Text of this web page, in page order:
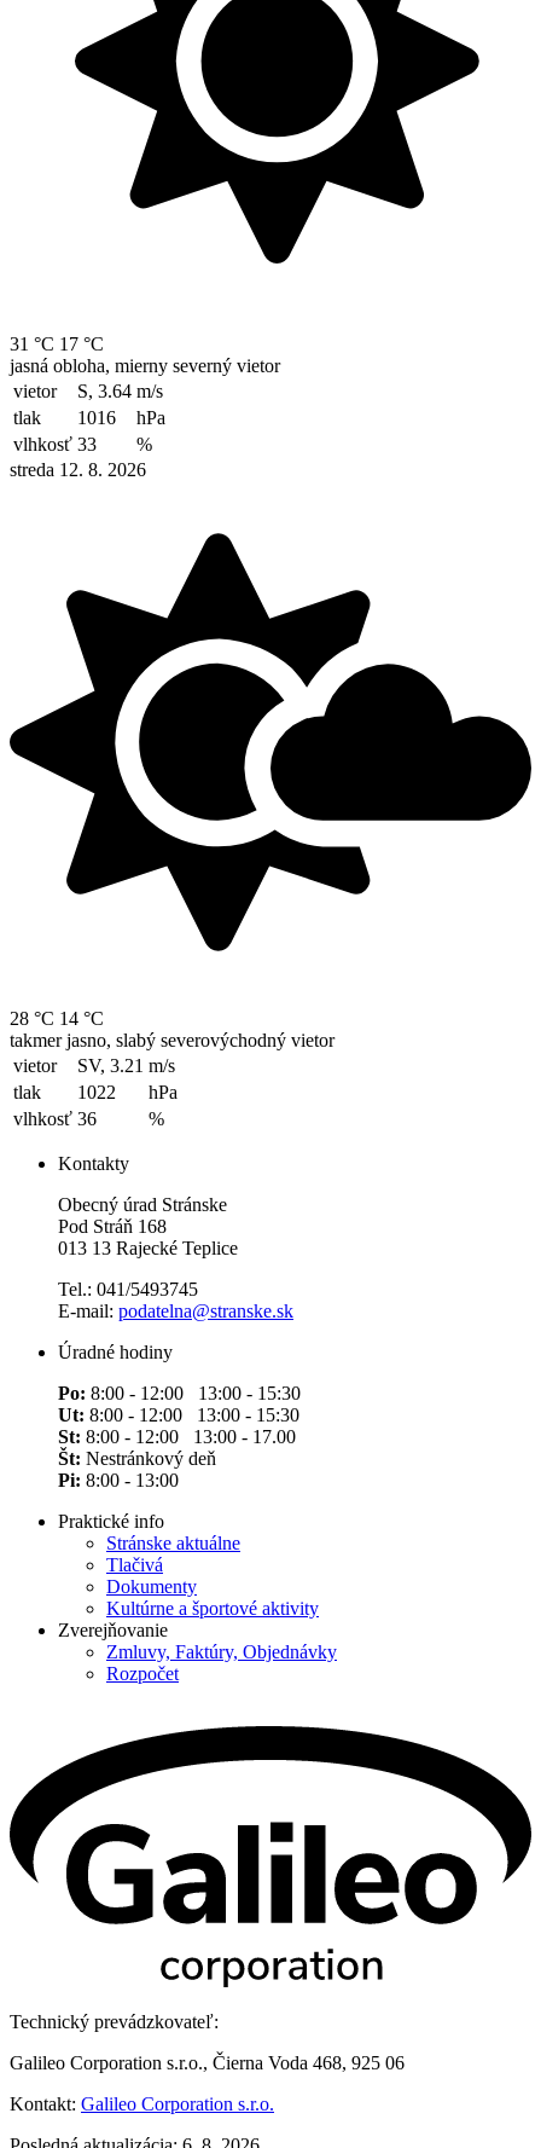
31 °C 17 °C
jasná obloha, mierny severný vietor
vietor
S, 3.64 m/s
tlak
1016
hPa
vlhkosť 33
%
streda 12. 8. 2026
28 °C 14 °C
takmer jasno, slabý severovýchodný vietor
vietor
SV, 3.21 m/s
tlak
1022
hPa
vlhkosť 36 %
Kontakty
Obecný úrad Stránske
Pod Stráň 168
013 13 Rajecké Teplice
Tel.: 041/5493745
E-mail: podatelna@stranske.sk
Úradné hodiny
Po: 8:00 - 12:00 13:00 - 15:30
Ut: 8:00 - 12:00 13:00 - 15:30
St: 8:00 - 12:00 13:00 - 17.00
Št: Nestránkový deň
Pi: 8:00 - 13:00
Praktické info
Stránske aktuálne
Tlačivá
Dokumenty
Kultúrne a športové aktivity
Zverejňovanie
Zmluvy, Faktúry, Objednávky
Rozpočet
Technický prevádzkovateľ:
Galileo Corporation s.r.o., Čierna Voda 468, 925 06
Kontakt: Galileo Corporation s.r.o.